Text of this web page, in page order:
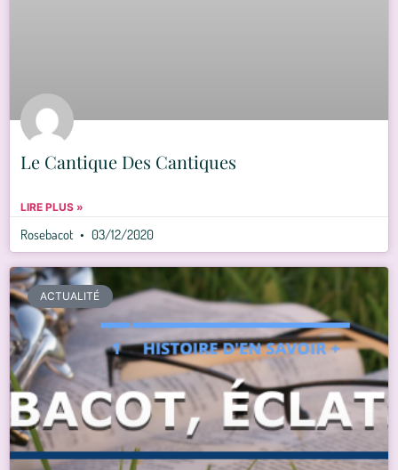
Le Cantique Des Cantiques
LIRE PLUS »
Rosebacot 03/12/2020
ACTUALITÉ